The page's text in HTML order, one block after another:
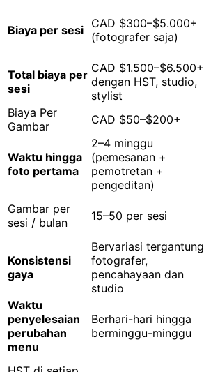
Biaya per sesi CAD $300–$5.000+
(fotografer saja)
Total biaya per
sesi
CAD $1.500–$6.500+
dengan HST, studio,
stylist
Biaya Per
Gambar
CAD $50–$200+
Waktu hingga
foto pertama
2–4 minggu
(pemesanan +
pemotretan +
pengeditan)
Gambar per
sesi / bulan
15–50 per sesi
Konsistensi
gaya
Bervariasi tergantung
fotografer,
pencahayaan dan
studio
Waktu
penyelesaian
perubahan
menu
Berhari-hari hingga
berminggu-minggu